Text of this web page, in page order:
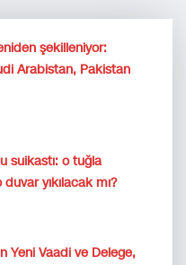
şekilleniyor:
Arabistan, Pakistan
suikastı: o tuğla
yıkılacak mı?
Yeni Vaadi ve Delege,